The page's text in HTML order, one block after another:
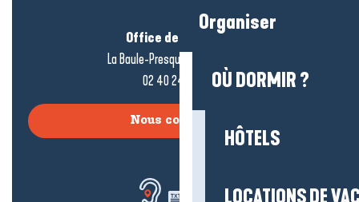
Organiser
OÙ DORMIR ?
HÔTELS
LOCATIONS DE
Office de tourisme
La Baule-Presqu’île de Guérande
02 40 24 34 44
Nous contacter